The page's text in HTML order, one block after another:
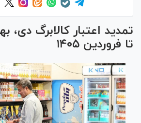
تمدید اعتبار کالابرگ دی،
تا فروردین ۱۴۰۵